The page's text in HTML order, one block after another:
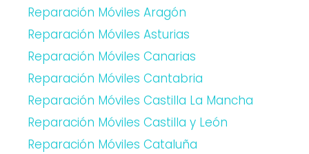
Reparación Móviles Aragón
Reparación Móviles Asturias
Reparación Móviles Canarias
Reparación Móviles Cantabria
Reparación Móviles Castilla La Mancha
Reparación Móviles Castilla y León
Reparación Móviles Cataluña